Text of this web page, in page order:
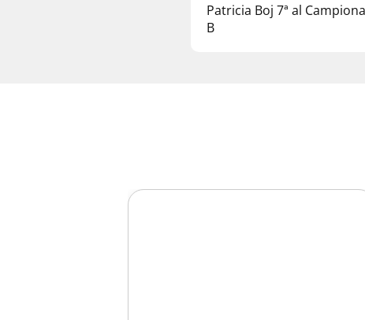
Patricia Boj 7ª al
B